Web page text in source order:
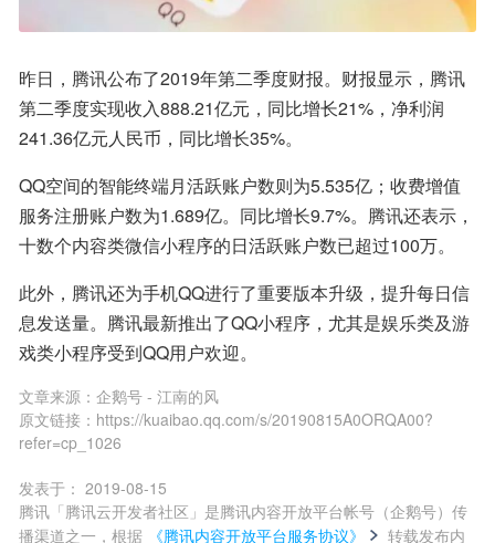
昨日，腾讯公布了2019年第二季度财报。财报显示，腾讯
第二季度实现收入888.21亿元，同比增长21%，净利润
241.36亿元人民币，同比增长35%。
QQ空间的智能终端月活跃账户数则为5.535亿；收费增值
服务注册账户数为1.689亿。同比增长9.7%。腾讯还表示，
十数个内容类微信小程序的日活跃账户数已超过100万。
此外，腾讯还为手机QQ进行了重要版本升级，提升每日信
息发送量。腾讯最新推出了QQ小程序，尤其是娱乐类及游
戏类小程序受到QQ用户欢迎。
文章来源： 企鹅号 - 江南的风
原文链接： https://kuaibao.qq.com/s/20190815A0ORQA00?
refer=cp_1026
发表于： 2019-08-15
腾讯「腾讯云开发者社区」是腾讯内容开放平台帐号（企鹅号）传
播渠道之一，根据
《腾讯内容开放平台服务协议》 转载发布内